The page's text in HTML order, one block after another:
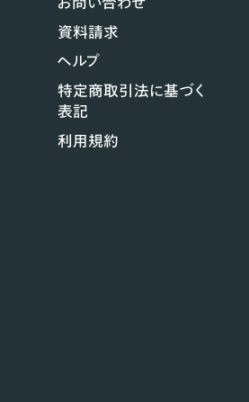
お問い合わせ
資料請求
ヘルプ
特定商取引法に基づく
表記
利用規約